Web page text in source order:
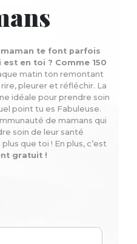
te font parfois
en toi ? Comme 150
matin ton remontant
pleurer et réfléchir. La
idéale pour prendre soin
point tu es Fabuleuse.
de mamans qui
soin de leur santé
que toi ! En plus, c’est
gratuit !